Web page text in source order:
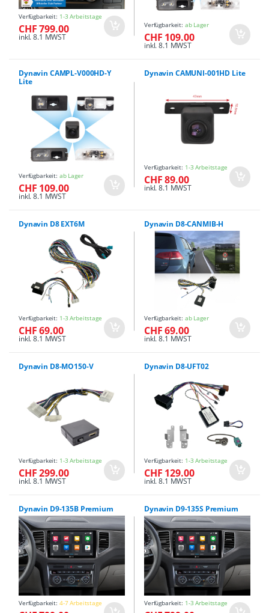
Verfügbarkeit: 1-3 Arbeitstage
CHF 799.00
inkl. 8.1 MWST
Verfügbarkeit: ab Lager
CHF 109.00
inkl. 8.1 MWST
Dynavin CAMPL-V000HD-Y
Lite
Verfügbarkeit: ab Lager
CHF 109.00
inkl. 8.1 MWST
Dynavin CAMUNI-001HD Lite
Verfügbarkeit: 1-3 Arbeitstage
CHF 89.00
inkl. 8.1 MWST
Dynavin D8 EXT6M
Verfügbarkeit: 1-3 Arbeitstage
CHF 69.00
inkl. 8.1 MWST
Dynavin D8-CANMIB-H
Verfügbarkeit: ab Lager
CHF 69.00
inkl. 8.1 MWST
Dynavin D8-MO150-V
Verfügbarkeit: 1-3 Arbeitstage
CHF 299.00
inkl. 8.1 MWST
Dynavin D8-UFT02
Verfügbarkeit: 1-3 Arbeitstage
CHF 129.00
inkl. 8.1 MWST
Dynavin D9-135B Premium
Verfügbarkeit: 4-7 Arbeitstage
Dynavin D9-135S Premium
Verfügbarkeit: 1-3 Arbeitstage